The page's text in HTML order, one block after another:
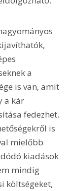
a
is van, amit
a kár
fedezhet.
is
mielőbb
kiadások
mindig
költségeket,